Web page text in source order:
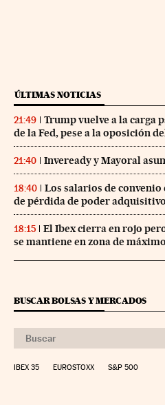
ÚLTIMAS NOTICIAS
21:49
Trump vuelve a la carga
de la Fed, pese a la oposición
21:40 Inveready y Mayoral
18:40
Los salarios de convenio
de pérdida de poder adquisitivo
18:15
El Ibex cierra en rojo
se mantiene en zona de
BUSCAR BOLSAS Y MERCADOS
IBEX 35 EUROSTOXX S&P 500